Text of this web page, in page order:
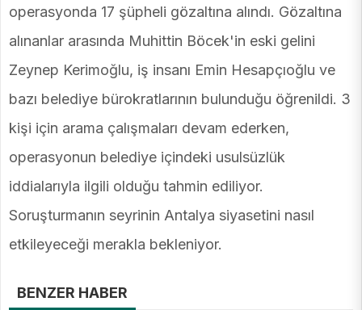
operasyonda 17 şüpheli gözaltına alındı. Gözaltına
alınanlar arasında Muhittin Böcek'in eski gelini
Zeynep Kerimoğlu, iş insanı Emin Hesapçıoğlu ve
bazı belediye bürokratlarının bulunduğu öğrenildi. 3
kişi için arama çalışmaları devam ederken,
operasyonun belediye içindeki usulsüzlük
iddialarıyla ilgili olduğu tahmin ediliyor.
Soruşturmanın seyrinin Antalya siyasetini nasıl
etkileyeceği merakla bekleniyor.
BENZER HABER